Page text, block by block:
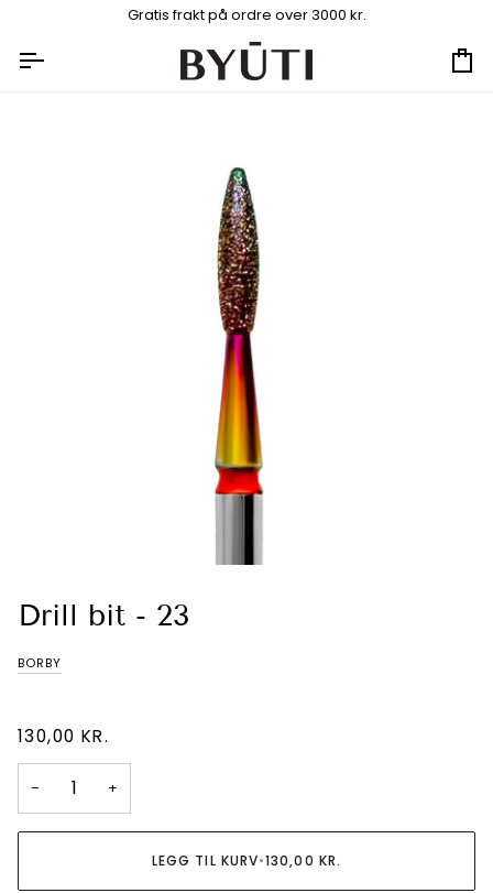
innhold
Gratis frakt på ordre over 3000 kr.
Drill bit - 23
BORBY
130,00 KR.
− +
LEGG TIL KURV•130,00 KR.